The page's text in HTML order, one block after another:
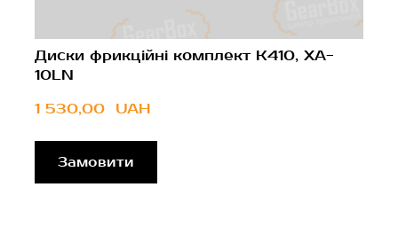
Диски фрикційні комплект K410, XA-
10LN
1 530,00  UAH
Замовити